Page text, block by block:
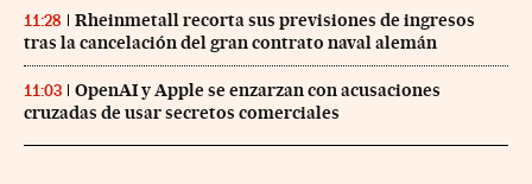
11:28
Rheinmetall recorta sus previsiones de ingresos
tras la cancelación del gran contrato naval alemán
11:03
OpenAI y Apple se enzarzan con acusaciones
cruzadas de usar secretos comerciales